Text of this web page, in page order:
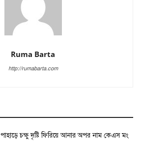
Ruma Barta
http://rumabarta.com
পাহাড়ে চক্ষু দৃষ্টি ফিরিয়ে আনার অপর নাম কেএস মং